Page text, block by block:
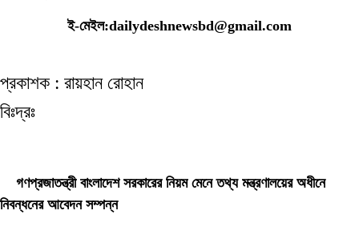
ই-মেইল:dailydeshnewsbd@gmail.com
প্রকাশক : রায়হান রোহান
বিঃদ্রঃ
গণপ্রজাতন্ত্রী বাংলাদেশ সরকারের নিয়ম মেনে তথ্য মন্ত্রণালয়ের অধীনে
নিবন্ধনের আবেদন সম্পন্ন